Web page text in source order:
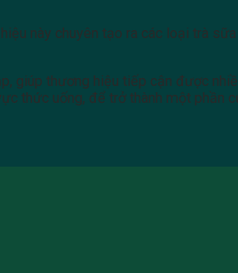
này chuyên tạo ra các loại trà
giúp thương hiệu tiếp cận được
thức uống, để trở thành một phần